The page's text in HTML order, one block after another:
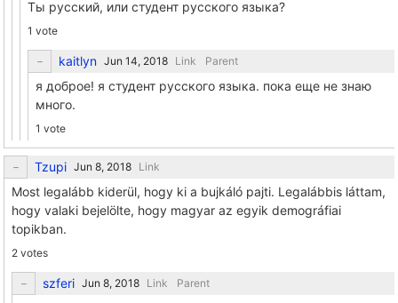
Ты русский, или студент русского языка?
1 vote
kaitlyn Link Parent
я доброе! я студент русского языка. пока еще не знаю
много.
1 vote
Tzupi Link
Most legalább kiderül, hogy ki a bujkáló pajti. Legalábbis láttam,
hogy valaki bejelölte, hogy magyar az egyik demográfiai
topikban.
2 votes
szferi Link Parent